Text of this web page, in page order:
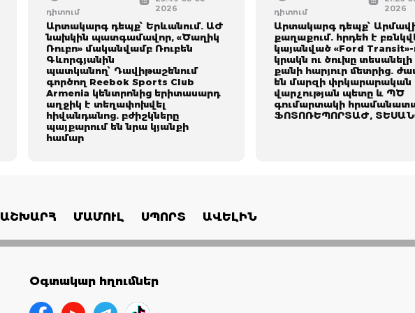
դիտում
2026
Արտակարգ դեպք՝ Երևանում. ԱԺ
նախկին պատգամավոր, «Ծաղիկ
Ռուբո» մականվամբ Ռուբեն
Գևորգյանին
պատկանող՝ Դավիթաշենում
գործող Reebok Sports Club
Armenia կենտրոնից երիտասարդ
աղջիկ է տեղափոխվել
հիվանդանոց. բժիշկները
պայքարում են նրա կյանքի
համար
դիտում
2026
Արտակարգ դեպք՝
քաղաքում. հրդեհ է
կայանված «Ford Transit»-
կրակն ու ծուխը տեսանելի
քանի հարյուր մետրից.
են մարզի փրկարարական
վարչության պետը և ՊԾ
գումարտակի
ՖՈՏՈՌԵՊՈՐՏԱԺ,
ԱՇԽԱՐՀ ՄԱՄՈՒԼ ՍՊՈՐՏ ԱՎԵԼԻՆ
Օգտակար հղումներ